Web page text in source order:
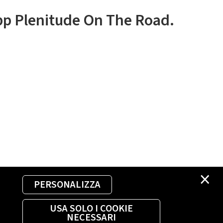
×
PERSONALIZZA
USA SOLO I COOKIE
NECESSARI
Plenitude On The Road.